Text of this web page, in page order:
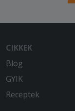
CIKKEK
Blog
GYIK
Receptek